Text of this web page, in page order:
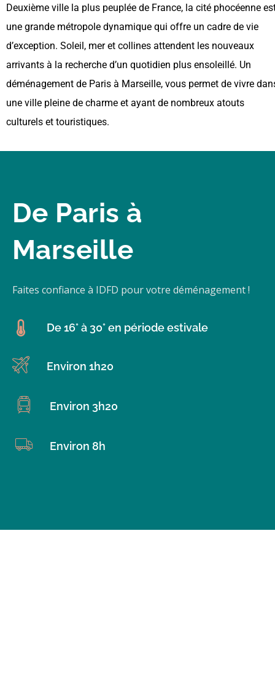
Deuxième ville la plus peuplée de France, la cité phocéenne
une grande métropole dynamique qui offre un cadre de vie
d’exception. Soleil, mer et collines attendent les nouveaux
arrivants à la recherche d’un quotidien plus ensoleillé. Un
déménagement de Paris à Marseille, vous permet de vivre
une ville pleine de charme et ayant de nombreux atouts
culturels et touristiques.
De Paris à
Marseille
Faites confiance à IDFD pour votre déménagement !
De 16° à 30° en période estivale
Environ 1h20
Environ 3h20
Environ 8h